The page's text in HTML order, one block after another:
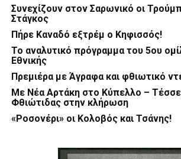
Συνεχίζουν στον Σαρωνικό οι
Στάγκος
Πήρε Καναδό εξτρέμ ο Κηφισσός!
Το αναλυτικό πρόγραμμα του 5ου
Εθνικής
Πρεμιέρα με Άγραφα και φθιωτικό
Με Νέα Αρτάκη στο Κύπελλο –
Φθιώτιδας στην κλήρωση
«Ροσονέρι» οι Κολοβός και Τσάνης!